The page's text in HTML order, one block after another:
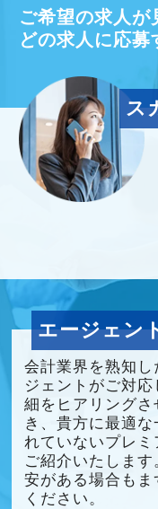
ご希望の求人
どの求人に応
ス
エージェン
会計業界を熟知し
ジェントがご対
細をヒアリングさ
き、貴方に最適な
れていないプレミ
ご紹介いたします
安がある場合もま
ください。